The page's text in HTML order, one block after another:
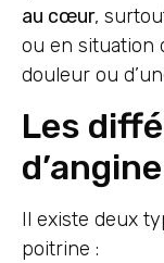
au cœur,
ou en situation
douleur ou
Les
Il existe deux
poitrine :